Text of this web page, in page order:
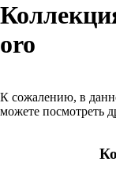
oro
К сожалению, в
можете посмотреть